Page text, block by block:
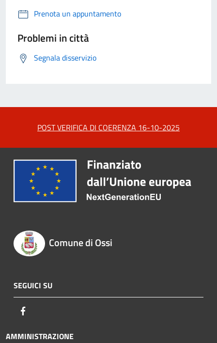
Prenota un appuntamento
Problemi in città
Segnala disservizio
POST VERIFICA DI COERENZA 16-10-2025
Comune di Ossi
SEGUICI SU
AMMINISTRAZIONE